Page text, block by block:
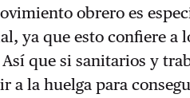
obrero es
ya que esto confiere
que si sanitarios y
a la huelga para